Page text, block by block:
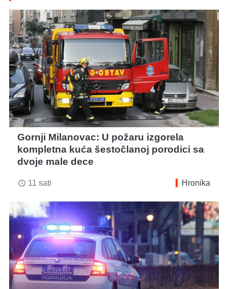
Gornji Milanovac: U požaru izgorela
kompletna kuća šestočlanoj porodici sa
dvoje male dece
access_time 11 sati Hronika